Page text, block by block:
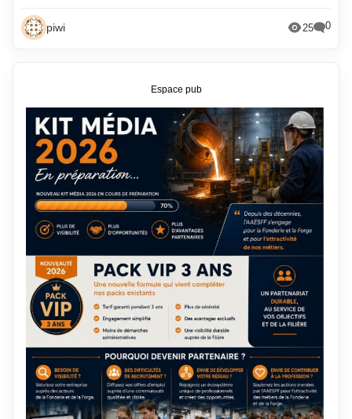
piwi 25 0
Espace pub